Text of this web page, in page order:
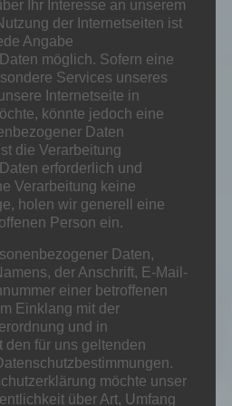
Ihr Interesse an unserem
der Internetseiten ist
Angabe
möglich. Sofern eine
Services unseres
Internetseite in
könnte jedoch eine
Daten
die Verarbeitung
erforderlich und
Verarbeitung keine
holen wir generell eine
Person ein.
Daten,
der Anschrift, E-Mail-
einer betroffenen
Einklang mit der
und in
den für uns geltenden
möchte unser
über Art, Umfang